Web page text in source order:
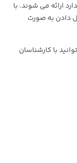
ارائه می شوند. با
دادن به صورت
با کارشناسان